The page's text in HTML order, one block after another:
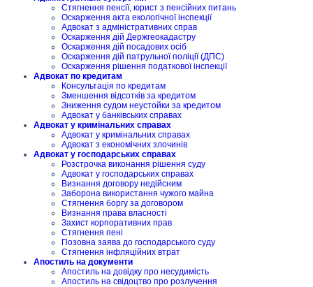
Стягнення пенсії, юрист з пенсійних питань
Оскарження акта екологічної інспекції
Адвокат з адміністративних справ
Оскарження дій Держгеокадастру
Оскарження дій посадових осіб
Оскарження дій патрульної поліції (ДПС)
Оскарження рішення податкової інспекції
Адвокат по кредитам
Консультація по кредитам
Зменшення відсотків за кредитом
Зниження судом неустойки за кредитом
Адвокат у банківських справах
Адвокат у кримінальних справах
Адвокат у кримінальних справах
Адвокат з економічних злочинів
Адвокат у господарських справах
Розстрочка виконання рішення суду
Адвокат у господарських справах
Визнання договору недійсним
Заборона використання чужого майна
Стягнення боргу за договором
Визнання права власності
Захист корпоративних прав
Стягнення пені
Позовна заява до господарського суду
Стягнення інфляційних втрат
Апостиль на документи
Апостиль на довідку про несудимість
Апостиль на свідоцтво про розлучення